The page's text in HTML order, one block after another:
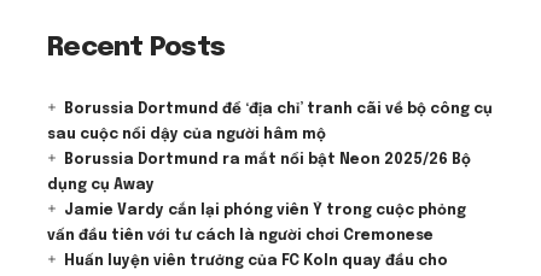
Recent Posts
Borussia Dortmund để ‘địa chỉ’ tranh cãi về bộ công cụ
sau cuộc nổi dậy của người hâm mộ
Borussia Dortmund ra mắt nổi bật Neon 2025/26 Bộ
dụng cụ Away
Jamie Vardy cắn lại phóng viên Ý trong cuộc phỏng
vấn đầu tiên với tư cách là người chơi Cremonese
Huấn luyện viên trưởng của FC Koln quay đầu cho